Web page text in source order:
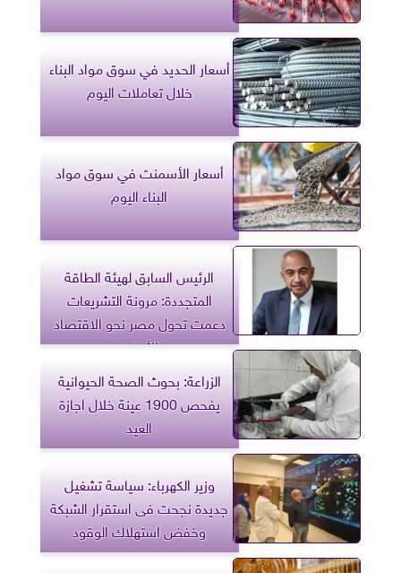
أسعار الحديد في سوق مواد البناء
خلال تعاملات اليوم
أسعار الأسمنت في سوق مواد
البناء اليوم
الرئيس السابق لهيئة الطاقة
المتجددة: مرونة التشريعات
دعمت تحول مصر نحو الاقتصاد
الأخضر
الزراعة: بحوث الصحة الحيوانية
يفحص 1900 عينة خلال اجازة
العيد
وزير الكهرباء: سياسة تشغيل
جديدة نجحت فى استقرار الشبكة
وخفض استهلاك الوقود